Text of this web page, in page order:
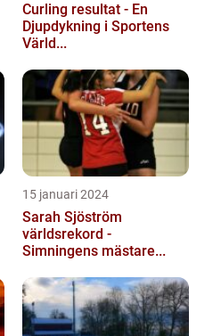
Curling resultat - En
Djupdykning i Sportens
Värld...
15 januari 2024
Sarah Sjöström
världsrekord -
Simningens mästare...